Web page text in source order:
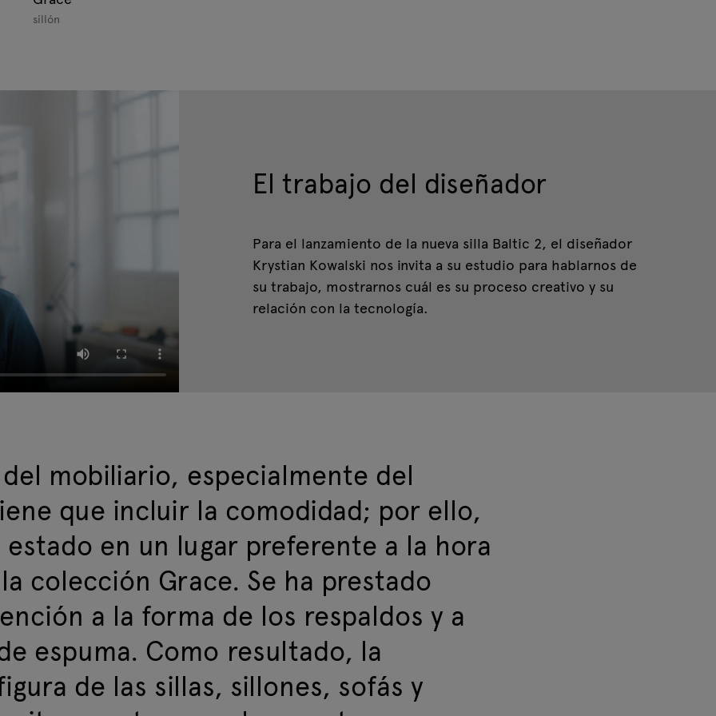
sillón
El trabajo del diseñador
Para el lanzamiento de la nueva silla Baltic 2, el diseñador
Krystian Kowalski nos invita a su estudio para hablarnos de
su trabajo, mostrarnos cuál es su proceso creativo y su
relación con la tecnología.
mobiliario, especialmente del
que incluir la comodidad; por ello,
estado en un lugar preferente a la hora
colección Grace. Se ha prestado
a la forma de los respaldos y a
espuma. Como resultado, la
de las sillas, sillones, sofás y